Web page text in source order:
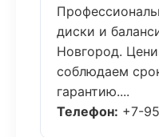
диски и
Новгород.
соблюдаем
гарантию....
Телефон: +7-